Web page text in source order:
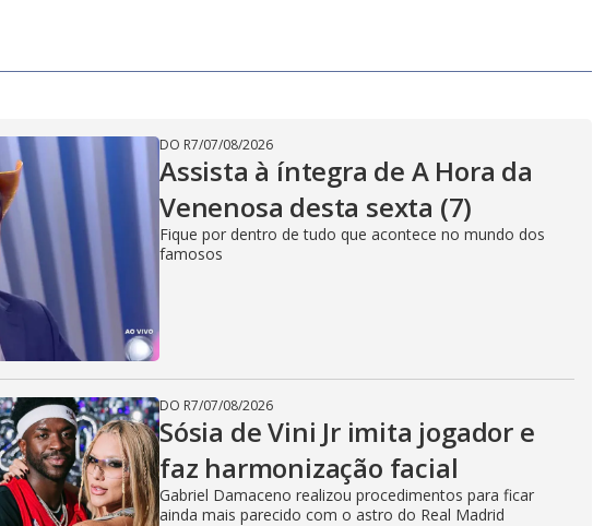
DO R7/07/08/2026
Assista à íntegra de A Hora da
Venenosa desta sexta (7)
Fique por dentro de tudo que acontece no mundo dos
famosos
DO R7/07/08/2026
Sósia de Vini Jr imita jogador e
faz harmonização facial
Gabriel Damaceno realizou procedimentos para ficar
ainda mais parecido com o astro do Real Madrid